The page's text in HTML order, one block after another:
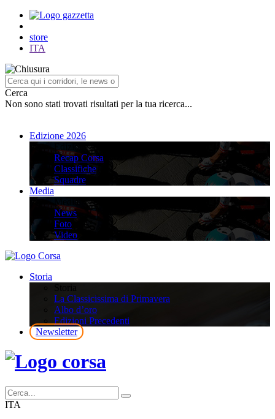
store
ITA
Cerca
Non sono stati trovati risultati per la tua ricerca...
Edizione 2026
Edizione 2026
Recap Corsa
Classifiche
Squadre
Media
Media
News
Foto
Video
Storia
La Classicissima di Primavera
Albo d’oro
Edizioni Precedenti
Newsletter
ITA